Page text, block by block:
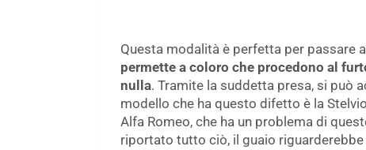
Questa modalità è perfetta per passare
permette a coloro che procedono al
nulla. Tramite la suddetta presa, si può
modello che ha questo difetto è la
Alfa Romeo, che ha un problema di
riportato tutto ciò, il guaio